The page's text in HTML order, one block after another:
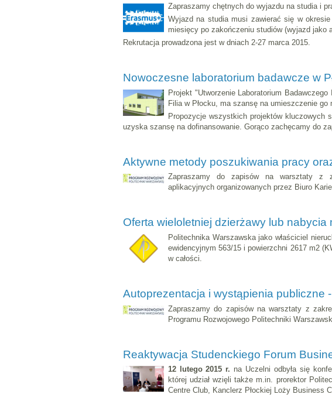
Zapraszamy chętnych do wyjazdu na studia i
Wyjazd na studia musi zawierać się w
miesięcy po zakończeniu studiów (wyjazd jako
Rekrutacja prowadzona jest w dniach 2-27 marca 2015.
Nowoczesne laboratorium badawcze w
Projekt "Utworzenie Laboratorium
Filia w Płocku, ma szansę na umieszczenie go
Propozycje wszystkich projektów kluczowych
uzyska szansę na dofinansowanie. Gorąco zachęcamy do
Aktywne metody poszukiwania pracy
Zapraszamy do zapisów na warsztaty z
aplikacyjnych organizowanych przez Biuro
Oferta wieloletniej dzierżawy lub nabycia
Politechnika Warszawska jako właściciel
ewidencyjnym 563/15 i powierzchni 2617 m2
w całości.
Autoprezentacja i wystąpienia publiczne
Zapraszamy do zapisów na warsztaty z
Programu Rozwojowego Politechniki
Reaktywacja Studenckiego Forum
12 lutego 2015 r. na Uczelni odbyła się
której udział wzięli także m.in. prorektor
Centre Club, Kanclerz Płockiej Loży Business